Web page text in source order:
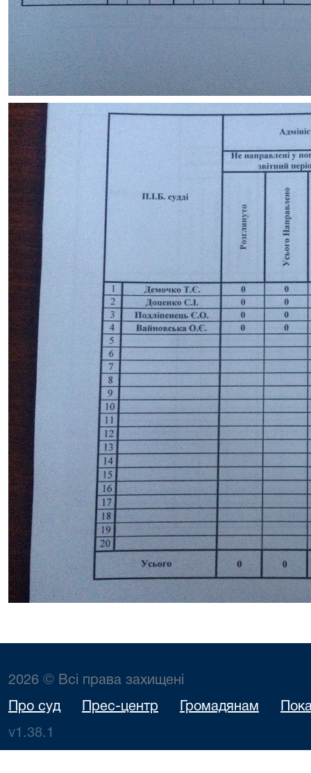
2026 © Всі права захищені
Про суд Прес-центр Громадянам
v1.38.1